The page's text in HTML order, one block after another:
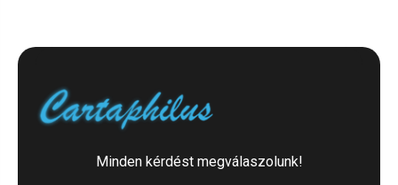
Minden kérdést megválaszolunk!